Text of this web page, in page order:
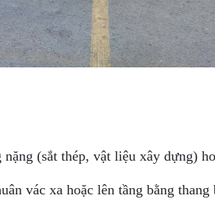
(sắt thép, vật liệu xây dựng)
vác xa hoặc lên tầng bằng thang